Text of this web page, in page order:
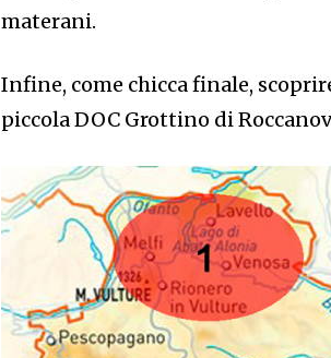
materani.
Infine, come chicca finale,
piccola DOC Grottino di